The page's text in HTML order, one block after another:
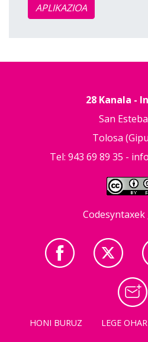
APLIKAZIOA
28 Kanala -
San
Tolosa
Tel: 943 69 89 35 -
HONI BURUZ LEGE